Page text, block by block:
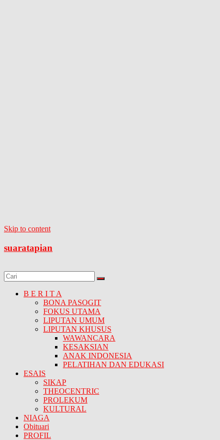
Skip to content
suaratapian
B E R I T A
BONA PASOGIT
FOKUS UTAMA
LIPUTAN UMUM
LIPUTAN KHUSUS
WAWANCARA
KESAKSIAN
ANAK INDONESIA
PELATIHAN DAN EDUKASI
ESAIS
SIKAP
THEOCENTRIC
PROLEKUM
KULTURAL
NIAGA
Obituari
PROFIL